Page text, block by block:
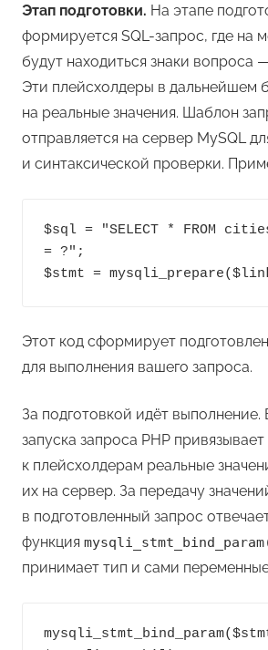
Этап подготовки. На этапе
формируется SQL-запрос, где на
будут находиться знаки вопроса
Эти плейсхолдеры в дальнейшем
на реальные значения. Шаблон
отправляется на сервер MySQL
и синтаксической проверки.
$sql = "SELECT * FROM cities
= ?";
Этот код сформирует
для выполнения вашего запроса.
За подготовкой идёт выполнение.
запуска запроса PHP привязывает
к плейсхолдерам реальные
их на сервер. За передачу
в подготовленный запрос
функция
принимает тип и сами